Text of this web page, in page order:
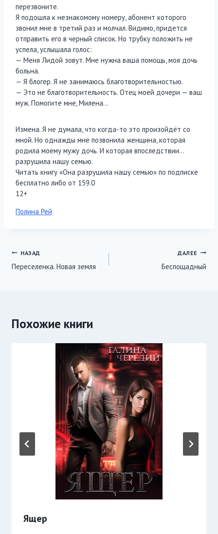
перезвоните.
Я подошла к незнакомому номеру, абонент которого
звонил мне в третий раз и молчал. Видимо, придется
отправить его в черный список. Но трубку положить не
успела, услышала голос:
— Меня Лидой зовут. Мне нужна ваша помощь, моя дочь
больна.
— Я блогер. Я не занимаюсь благотворительностью.
— Это не благотворительность. Отец моей дочери — ваш
муж. Помогите мне, Милена…
Измена. Я не думала, что когда-то это произойдёт со
мной. Но однажды мне позвонила женщина, которая
родила моему мужу дочь. И которая впоследствии…
разрушила нашу семью.
Читать книгу «Она разрушила нашу семью» по подписке
бесплатно либо от 159.0
12+
Метки
Полина Рей
Навигация
по
НАЗАД
Переселенка. Новая земля
ДАЛЕЕ
Беспощадный
Похожие книги
Ящер